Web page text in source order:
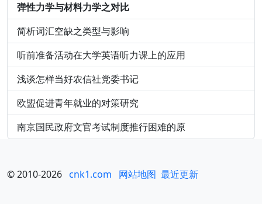
弹性力学与材料力学之对比
简析词汇空缺之类型与影响
听前准备活动在大学英语听力课上的应用
浅谈怎样当好农信社党委书记
欧盟促进青年就业的对策研究
南京国民政府文官考试制度推行困难的原
© 2010-2026 cnk1.com 网站地图 最近更新